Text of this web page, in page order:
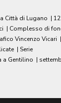
Città di Lugano |
| Complesso di
Vincenzo Vicari |
| Serie
a Gentilino |